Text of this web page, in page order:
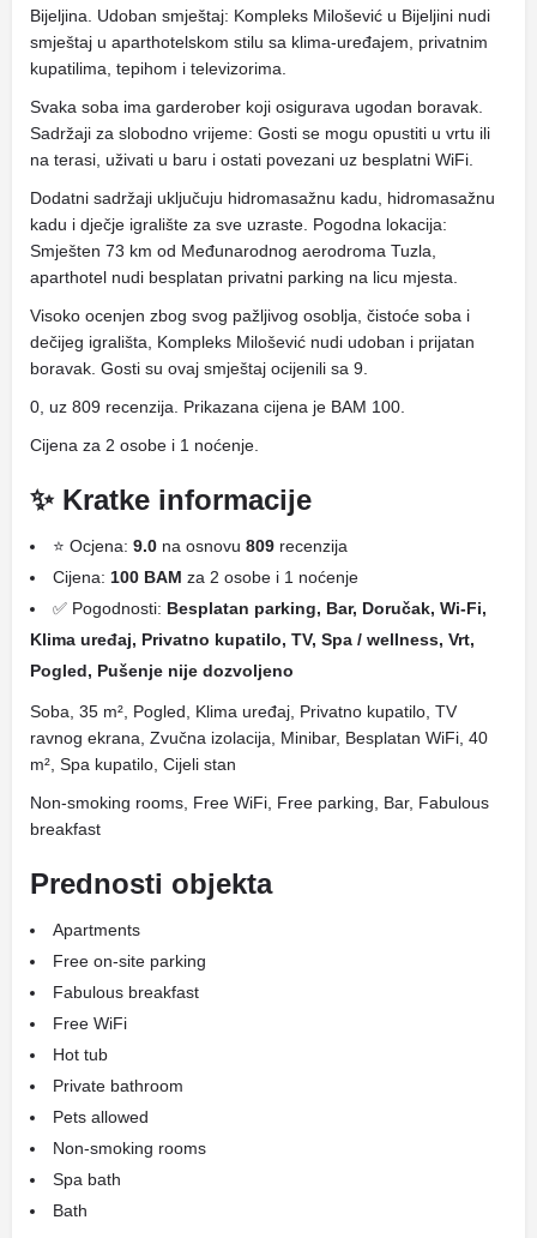
Bijeljina. Udoban smještaj: Kompleks Milošević u Bijeljini nudi
smještaj u aparthotelskom stilu sa klima-uređajem, privatnim
kupatilima, tepihom i televizorima.
Svaka soba ima garderober koji osigurava ugodan boravak.
Sadržaji za slobodno vrijeme: Gosti se mogu opustiti u vrtu ili
na terasi, uživati ​​u baru i ostati povezani uz besplatni WiFi.
Dodatni sadržaji uključuju hidromasažnu kadu, hidromasažnu
kadu i dječje igralište za sve uzraste. Pogodna lokacija:
Smješten 73 km od Međunarodnog aerodroma Tuzla,
aparthotel nudi besplatan privatni parking na licu mjesta.
Visoko ocenjen zbog svog pažljivog osoblja, čistoće soba i
dečijeg igrališta, Kompleks Milošević nudi udoban i prijatan
boravak. Gosti su ovaj smještaj ocijenili sa 9.
0, uz 809 recenzija. Prikazana cijena je BAM 100.
Cijena za 2 osobe i 1 noćenje.
✨ Kratke informacije
⭐ Ocjena: 9.0 na osnovu 809 recenzija
Cijena: 100 BAM za 2 osobe i 1 noćenje
✅ Pogodnosti: Besplatan parking, Bar, Doručak, Wi-Fi,
Klima uređaj, Privatno kupatilo, TV, Spa / wellness, Vrt,
Pogled, Pušenje nije dozvoljeno
Soba, 35 m², Pogled, Klima uređaj, Privatno kupatilo, TV
ravnog ekrana, Zvučna izolacija, Minibar, Besplatan WiFi, 40
m², Spa kupatilo, Cijeli stan
Non-smoking rooms, Free WiFi, Free parking, Bar, Fabulous
breakfast
Prednosti objekta
Apartments
Free on-site parking
Fabulous breakfast
Free WiFi
Hot tub
Private bathroom
Pets allowed
Non-smoking rooms
Spa bath
Bath